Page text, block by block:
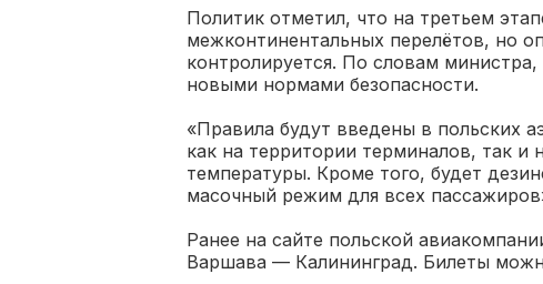
Политик отметил, что на третьем
межконтинентальных перелётов, но
контролируется. По словам
новыми нормами безопасности.
«Правила будут введены в польских
как на территории терминалов, так и
температуры. Кроме того, будет
масочный режим для всех
Ранее на сайте польской
Варшава — Калининград. Билеты